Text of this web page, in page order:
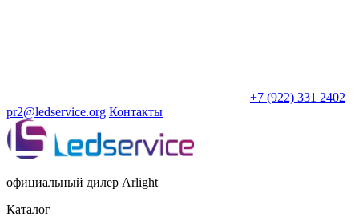
+7 (922) 331 2402
pr2@ledservice.org Контакты
официальный дилер Arlight
Каталог